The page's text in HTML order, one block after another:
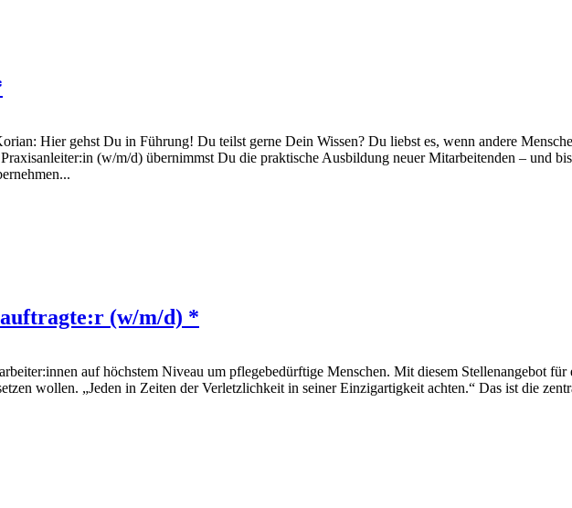
Hier gehst Du in Führung! Du teilst gerne Dein Wissen? Du liebst es, wenn andere
(w/m/d) übernimmst Du die praktische Ausbildung neuer Mitarbeitenden – und
(w/m/d) *
auf höchstem Niveau um pflegebedürftige Menschen. Mit diesem Stellenangebot
wollen. „Jeden in Zeiten der Verletzlichkeit in seiner Einzigartigkeit achten.“ Das ist die